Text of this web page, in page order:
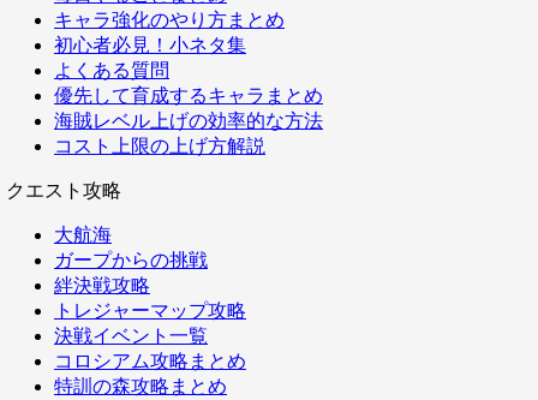
キャラ強化のやり方まとめ
初心者必見！小ネタ集
よくある質問
優先して育成するキャラまとめ
海賊レベル上げの効率的な方法
コスト上限の上げ方解説
クエスト攻略
大航海
ガープからの挑戦
絆決戦攻略
トレジャーマップ攻略
決戦イベント一覧
コロシアム攻略まとめ
特訓の森攻略まとめ